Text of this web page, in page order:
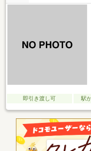
即引き渡し可 駅